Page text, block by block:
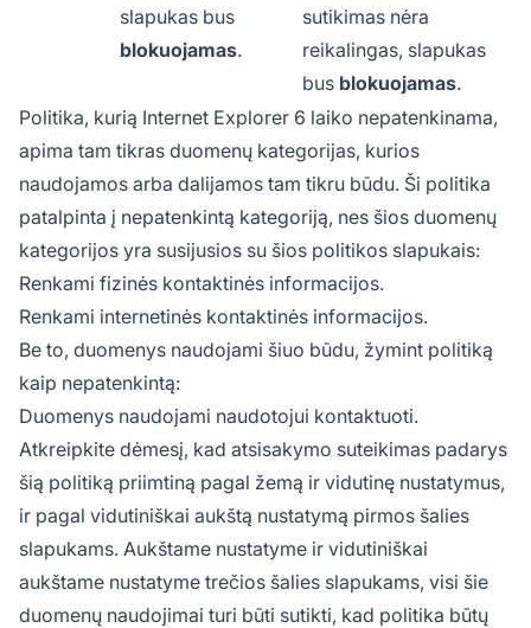
slapukas bus
blokuojamas.
sutikimas nėra
reikalingas, slapukas
bus blokuojamas.
Politika, kurią Internet Explorer 6 laiko nepatenkinama,
apima tam tikras duomenų kategorijas, kurios
naudojamos arba dalijamos tam tikru būdu. Ši politika
patalpinta į nepatenkintą kategoriją, nes šios duomenų
kategorijos yra susijusios su šios politikos slapukais:
Renkami fizinės kontaktinės informacijos.
Renkami internetinės kontaktinės informacijos.
Be to, duomenys naudojami šiuo būdu, žymint politiką
kaip nepatenkintą:
Duomenys naudojami naudotojui kontaktuoti.
Atkreipkite dėmesį, kad atsisakymo suteikimas padarys
šią politiką priimtiną pagal žemą ir vidutinę nustatymus,
ir pagal vidutiniškai aukštą nustatymą pirmos šalies
slapukams. Aukštame nustatyme ir vidutiniškai
aukštame nustatyme trečios šalies slapukams, visi šie
duomenų naudojimai turi būti sutikti, kad politika būtų